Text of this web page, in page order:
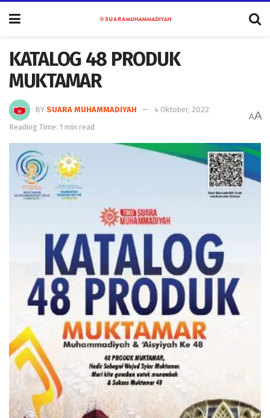
KATALOG 48 PRODUK
MUKTAMAR
BY SUARA MUHAMMADIYAH
4 Oktober, 2022
Reading Time: 1 min read
AA